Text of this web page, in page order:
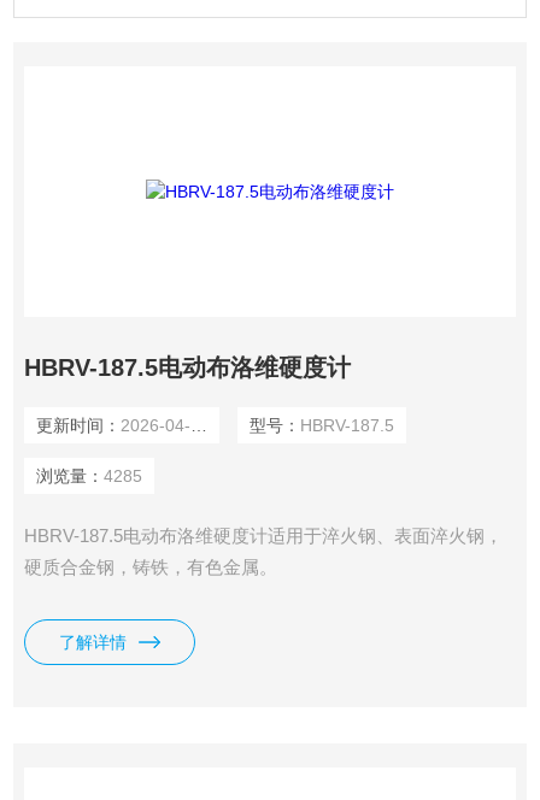
HBRV-187.5电动布洛维硬度计
更新时间： 2026-04-08 型号： HBRV-187.5
浏览量： 4285
HBRV-187.5电动布洛维硬度计适用于淬火钢、表面淬火钢，
硬质合金钢，铸铁，有色金属。
了解详情